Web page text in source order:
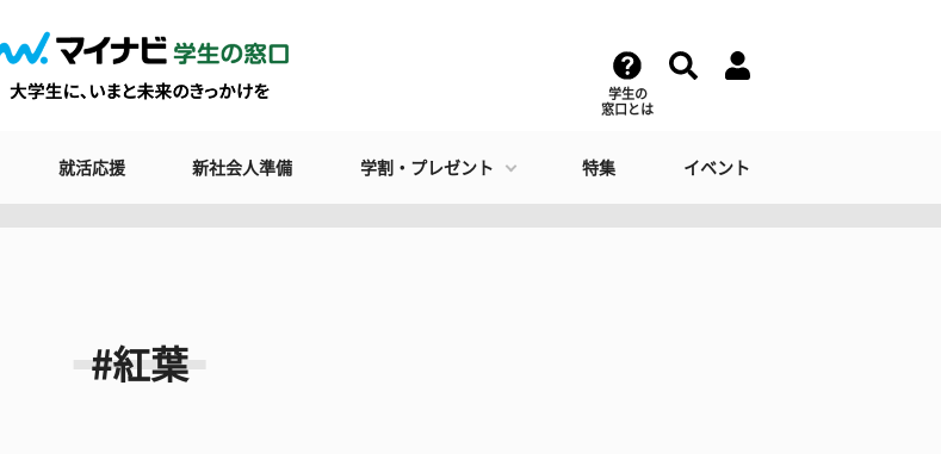
学生の
窓口とは
就活応援 新社会人準備 学割・プレゼント 特集 イベント
#紅葉